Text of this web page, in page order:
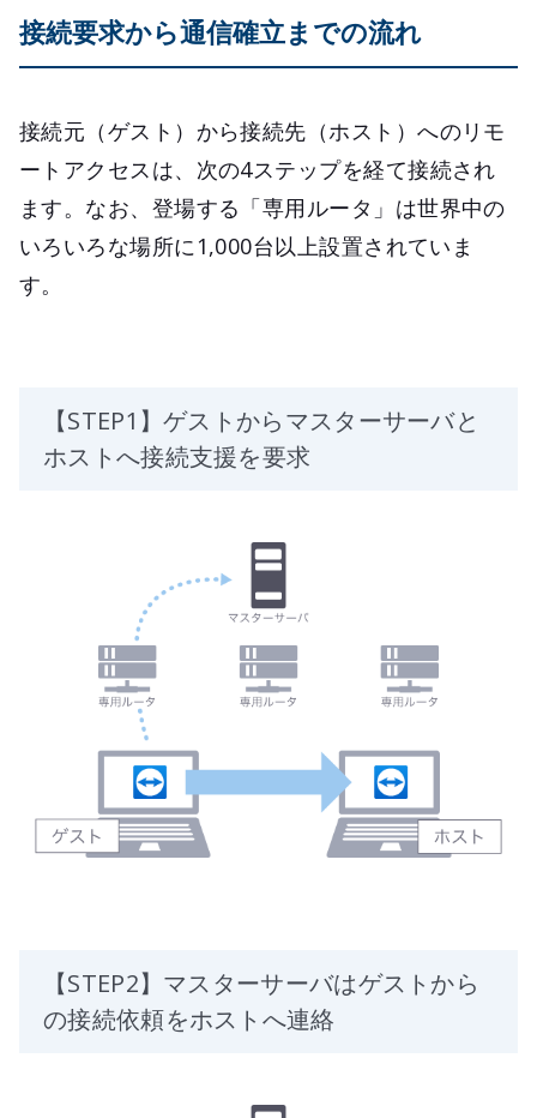
接続要求から通信確立までの流れ
接続元（ゲスト）から接続先（ホスト）へのリモ
ートアクセスは、次の4ステップを経て接続され
ます。なお、登場する「専用ルータ」は世界中の
いろいろな場所に1,000台以上設置されていま
す。
【STEP1】ゲストからマスターサーバと
ホストへ接続支援を要求
【STEP2】マスターサーバはゲストから
の接続依頼をホストへ連絡